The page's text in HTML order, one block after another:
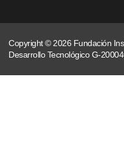
Copyright © 2026 Fundación
Desarrollo Tecnológico G-